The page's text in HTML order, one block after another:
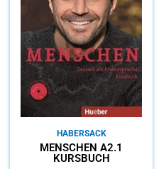
HABERSACK
MENSCHEN A2.1
KURSBUCH